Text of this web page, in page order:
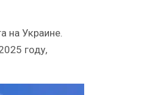
на Украине.
году,